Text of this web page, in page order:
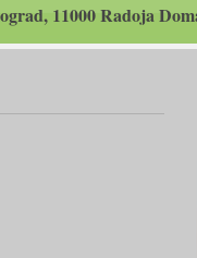
11000 Radoja